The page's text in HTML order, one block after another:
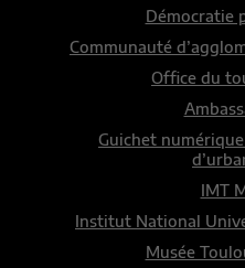
Démocratie
Communauté
Office du
Guichet
IMT
Institut National
Musée